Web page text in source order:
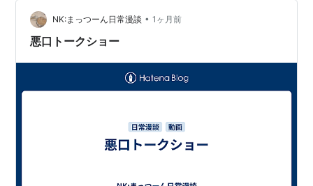
NK:まっつーん日常漫談 • 1ヶ月前
悪口トークショー